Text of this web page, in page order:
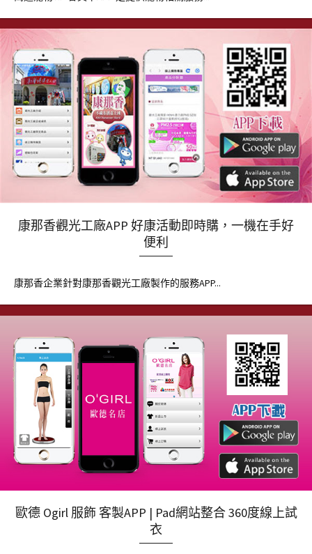
康那香觀光工廠APP 好康活動即時購，一機在手好
便利
康那香企業針對康那香觀光工廠製作的服務APP...
歐德 Ogirl 服飾 客製APP | Pad網站整合 360度線上試
衣